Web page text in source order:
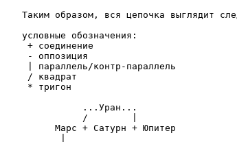
Таким образом, вся цепочка выглядит
   условные обозначения:
    + соединение
    - оппозиция
    | параллель/контр-параллель
    / квадрат
    * тригон
              ...Уран...
              /        |
         Марс + Сатурн + Юпитер